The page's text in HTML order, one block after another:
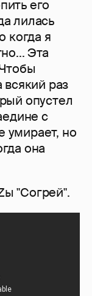
его
лилась
когда я
Эта
всякий раз
опустел
с
умирает, но
она
"Согрей".